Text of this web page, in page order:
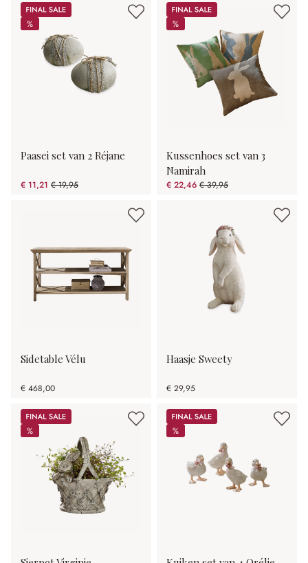
Sale
%
%
Paasei set van 2 Réjane
€ 11,21 € 19,95
(43.81% gespart)
Sale
%
%
Kussenhoes set van 3
Namirah
€ 22,46 € 39,95
(43.78% gespart)
Sidetable Vélu
€ 468,00
Haasje Sweety
€ 29,95
Sale
%
%
Sale
%
%